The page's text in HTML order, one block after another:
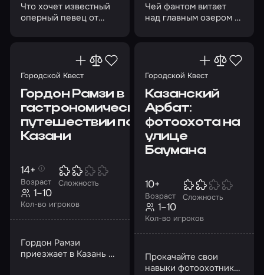
Что хочет известный
оперный певец от
Чей фантом витает
над главным озером и
Городской Квест
Гордон Рамзи в
гастрономическом
путешествии по
Казани
Возраст
14+
Сложность
Кол-во игроков
1–10
Гордон Рамзи
приезжает в Казань и
Городской Квест
Казанский
Арбат:
фотоохота на
улице
Баумана
Возраст
10+
Сложность
Кол-во игроков
1–10
Прокачайте свои
навыки фотоохотника